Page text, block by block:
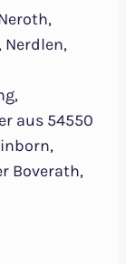
Nerdlen,
aus 54550
Boverath,